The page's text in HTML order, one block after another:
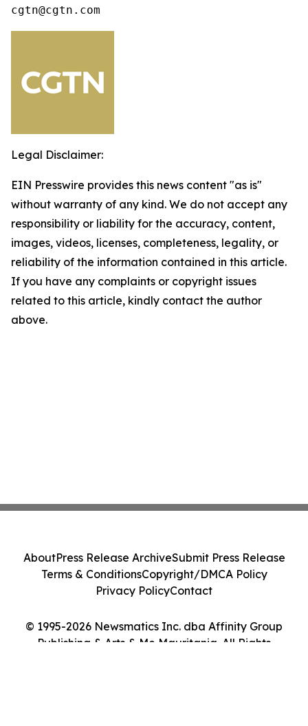
cgtn@cgtn.com
Legal Disclaimer:
EIN Presswire provides this news content "as is"
without warranty of any kind. We do not accept any
responsibility or liability for the accuracy, content,
images, videos, licenses, completeness, legality, or
reliability of the information contained in this article.
If you have any complaints or copyright issues
related to this article, kindly contact the author
above.
© 1995-2026 Newsmatics Inc. dba Affinity Group
Publishing & Arts & Me Mauritania. All Rights
AboutPress Release ArchiveSubmit Press Release
Terms & ConditionsCopyright/DMCA Policy
Privacy PolicyContact